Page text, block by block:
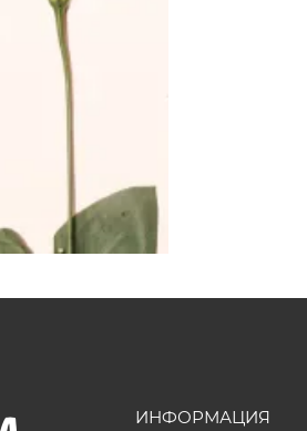
ИНФОРМАЦИЯ